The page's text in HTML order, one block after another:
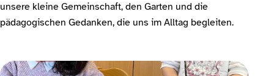
unsere kleine Gemeinschaft, den Garten und die
pädagogischen Gedanken, die uns im Alltag begleiten.